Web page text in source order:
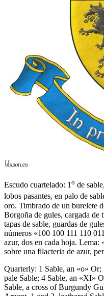
Escudo cuartelado: 1o de
lobos pasantes, en palo de
oro. Timbrado de un burelete
Borgoña de gules, cargada de
tapas de sable, guardas de
números «100 100 111 110
azur, dos en cada hoja.
sobre una filacteria de azur,
Quarterly: 1 Sable, an «o»
pale Sable; 4 Sable, an «XI»
Sable, a cross of Burgundy